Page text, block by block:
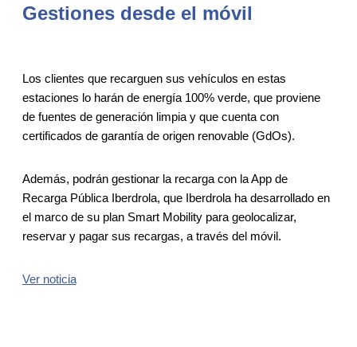
Gestiones desde el móvil
Los clientes que recarguen sus vehículos en estas
estaciones lo harán de energía 100% verde, que proviene
de fuentes de generación limpia y que cuenta con
certificados de garantía de origen renovable (GdOs).
Además, podrán gestionar la recarga con la App de
Recarga Pública Iberdrola, que Iberdrola ha desarrollado en
el marco de su plan Smart Mobility para geolocalizar,
reservar y pagar sus recargas, a través del móvil.
Ver noticia